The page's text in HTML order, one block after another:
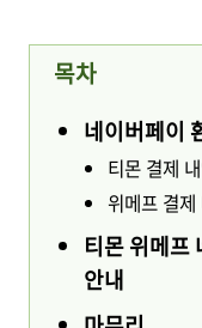
목차
네이버페이
티몬 결제
위메프 결
티몬 위메프
안내